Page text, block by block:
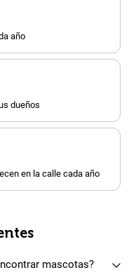
año
dueños
en la calle cada año
mascotas?